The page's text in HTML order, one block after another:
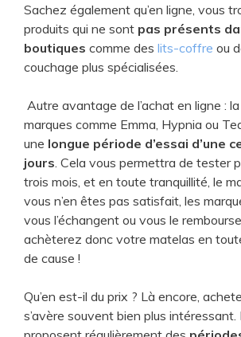
Sachez également qu’en ligne, vous
produits qui ne sont pas présents
boutiques comme des lits-coffre ou
couchage plus spécialisées.
Autre avantage de l’achat en ligne :
marques comme Emma, Hypnia ou
une longue période d’essai d’une
jours. Cela vous permettra de tester
trois mois, et en toute tranquillité, le
vous n’en êtes pas satisfait, les
vous l’échangent ou vous le
achèterez donc votre matelas en
de cause !
Qu’en est-il du prix ? Là encore,
s’avère souvent bien plus intéressant.